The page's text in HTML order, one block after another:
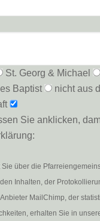
St. Georg & Michael
Baptist
nicht aus
Sie anklicken,
über die
Inhalten, der
MailChimp, der
erhalten Sie in